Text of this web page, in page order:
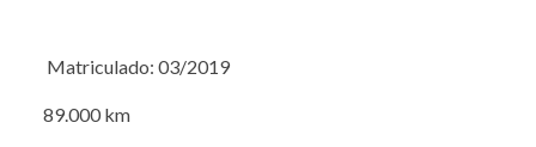
Matriculado: 03/2019
89.000 km